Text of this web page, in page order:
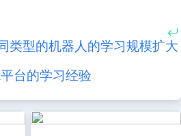
类型的机器人的学习规模扩大
台的学习经验